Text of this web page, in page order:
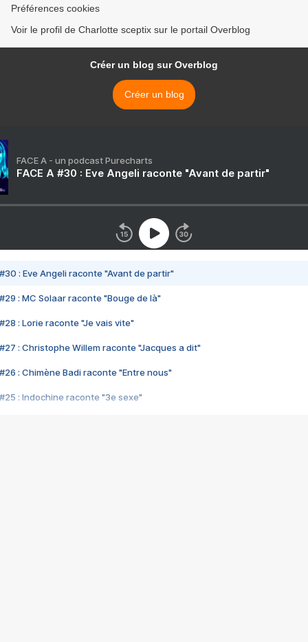
Préférences cookies
Voir le profil de Charlotte sceptix sur le portail Overblog
Créer un blog sur Overblog
Créer un blog
FACE A - un podcast Purecharts
FACE A #30 : Eve Angeli raconte "Avant de partir"
#30 : Eve Angeli raconte "Avant de partir"
#29 : MC Solaar raconte "Bouge de là"
#28 : Lorie raconte "Je vais vite"
#27 : Christophe Willem raconte "Jacques a dit"
#26 : Chimène Badi raconte "Entre nous"
#25 : Indochine raconte "3e sexe"